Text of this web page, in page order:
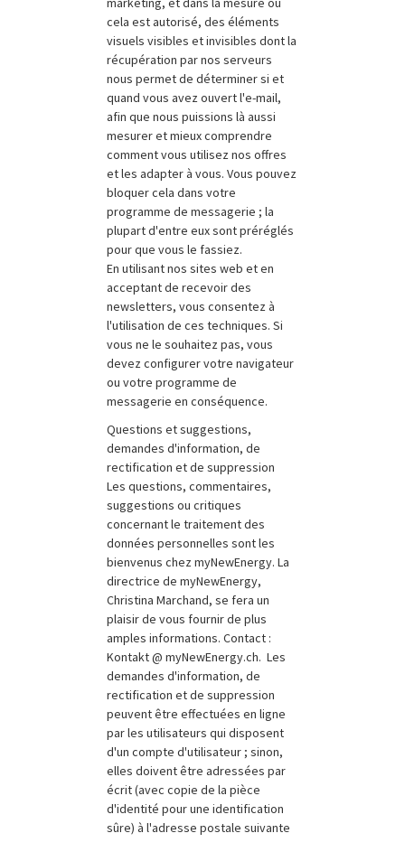
cela est autorisé, des éléments
visuels visibles et invisibles dont la
récupération par nos serveurs
nous permet de déterminer si et
quand vous avez ouvert l'e-mail,
afin que nous puissions là aussi
mesurer et mieux comprendre
comment vous utilisez nos offres
et les adapter à vous. Vous pouvez
bloquer cela dans votre
programme de messagerie ; la
plupart d'entre eux sont préréglés
pour que vous le fassiez.
En utilisant nos sites web et en
acceptant de recevoir des
newsletters, vous consentez à
l'utilisation de ces techniques. Si
vous ne le souhaitez pas, vous
devez configurer votre navigateur
ou votre programme de
messagerie en conséquence.
Questions et suggestions,
demandes d'information, de
rectification et de suppression
Les questions, commentaires,
suggestions ou critiques
concernant le traitement des
données personnelles sont les
bienvenus chez myNewEnergy. La
directrice de myNewEnergy,
Christina Marchand, se fera un
plaisir de vous fournir de plus
amples informations. Contact :
Kontakt @ myNewEnergy.ch. Les
demandes d'information, de
rectification et de suppression
peuvent être effectuées en ligne
par les utilisateurs qui disposent
d'un compte d'utilisateur ; sinon,
elles doivent être adressées par
écrit (avec copie de la pièce
d'identité pour une identification
sûre) à l'adresse postale suivante